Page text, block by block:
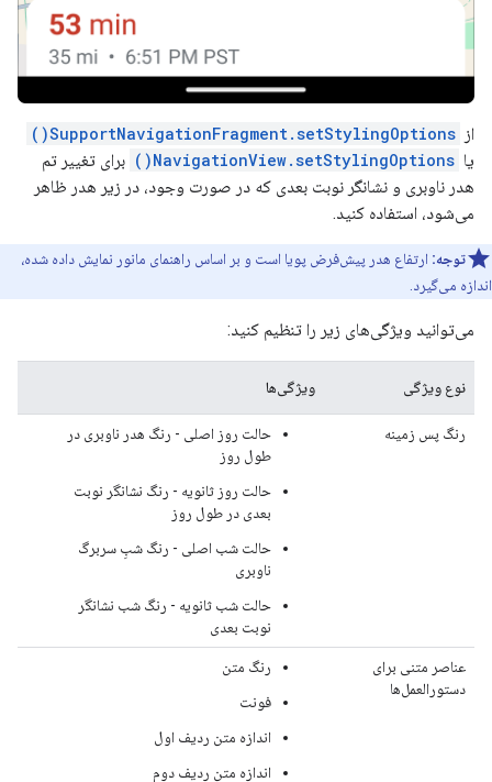
از SupportNavigationFragment.setStylingOptions()
یا NavigationView.setStylingOptions()
برای تغییر تم
هدر ناوبری و نشانگر نوبت بعدی که در صورت وجود، در زیر هدر ظاهر
می‌شود، استفاده کنید.
توجه: ارتفاع هدر پیش‌فرض پویا است و بر اساس راهنمای مانور نمایش داده شده،
اندازه می‌گیرد.
می‌توانید ویژگی‌های زیر را تنظیم کنید:
نوع ویژگی ویژگی‌ها
رنگ پس زمینه
حالت روز اصلی - رنگ هدر ناوبری در
طول روز
حالت روز ثانویه - رنگ نشانگر نوبت
بعدی در طول روز
حالت شب اصلی - رنگ شبِ سربرگ
ناوبری
حالت شب ثانویه - رنگ شب نشانگر
نوبت بعدی
عناصر متنی برای
دستورالعمل‌ها
رنگ متن
فونت
اندازه متن ردیف اول
اندازه متن ردیف دوم